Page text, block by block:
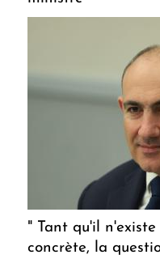
" Tant qu'il
concrète, la